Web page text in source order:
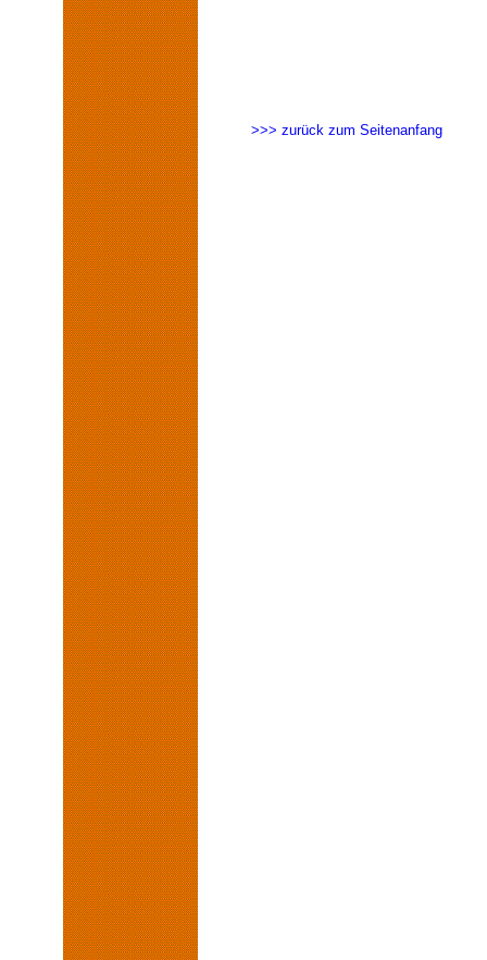
>>> zurück zum Seitenanfang